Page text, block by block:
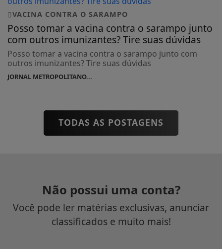
VACINA CONTRA O SARAMPO
Posso tomar a vacina contra o sarampo junto
com outros imunizantes? Tire suas dúvidas
Posso tomar a vacina contra o sarampo junto com
outros imunizantes? Tire suas dúvidas
JORNAL METROPOLITANO...
TODAS AS POSTAGENS
Não possui uma conta?
Você pode ler matérias exclusivas, anunciar
classificados e muito mais!